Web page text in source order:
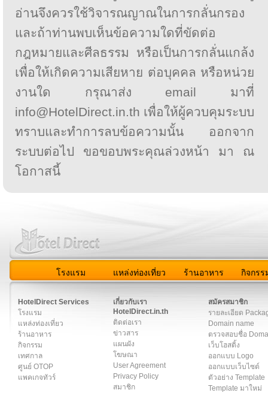
อ่านจึงควรใช้วิจารณญาณในการกลั่นกรอง
และถ้าท่านพบเห็นข้อความใดที่ขัดต่อ
กฎหมายและศีลธรรม หรือเป็นการกลั่นแกล้ง
เพื่อให้เกิดความเสียหาย ต่อบุคคล หรือหน่วย
งานใด กรุณาส่ง email มาที่
info@HotelDirect.in.th เพื่อให้ผู้ควบคุมระบบ
ทราบและทำการลบข้อความนั้น ออกจาก
ระบบต่อไป ขอขอบพระคุณล่วงหน้า มา ณ
โอกาสนี้
โรงแรม แหล่งท่องเที่ยว ร้านอาหาร กิจกรร
HotelDirect Services
โรงแรม
แหล่งท่องเที่ยว
ร้านอาหาร
กิจกรรม
เทศกาล
ศูนย์ OTOP
แพคเกจทัวร์
เกี่ยวกับเรา
HotelDirect.in.th
ติดต่อเรา
ข่าวสาร
แผนผัง
โฆษณา
User Agreement
Privacy Policy
สมาชิก
สมัครสมาชิก
รายละเอียด
Domain name
ตรวจสอบชื่อ
เว็บโฮสติ้ง
ออกแบบ Logo
ออกแบบเว็บไซต์
ตัวอย่าง Template
Template มาใหม่